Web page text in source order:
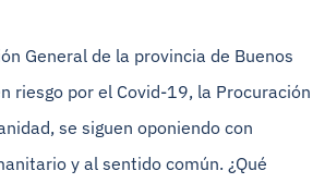
General de la provincia de Buenos
riesgo por el Covid-19, la Procuración
se siguen oponiendo con
y al sentido común. ¿Qué